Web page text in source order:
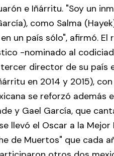
e Iñárritu. "Soy un
como Salma
un país sólo", afirmó.
-nominado al
director de su país
en 2014 y 2015),
se reforzó además
y Gael García, que
llevó el Oscar a la Mejor
de Muertos" que cada